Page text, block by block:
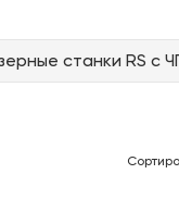
станки RS с